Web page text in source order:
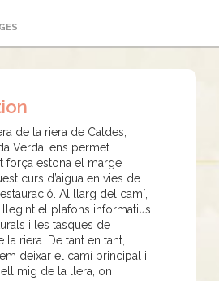
de la riera de Caldes,
Verda, ens permet
força estona el marge
curs d’aigua en vies de
Al llarg del camí,
el plafons informatius
i les tasques de
riera. De tant en tant,
deixar el camí principal i
mig de la llera, on